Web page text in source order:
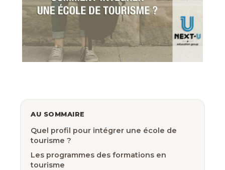
AU SOMMAIRE
Quel profil pour intégrer une école de
tourisme ?
Les programmes des formations en
tourisme